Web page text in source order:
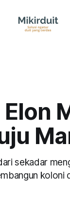
sekadar
koloni